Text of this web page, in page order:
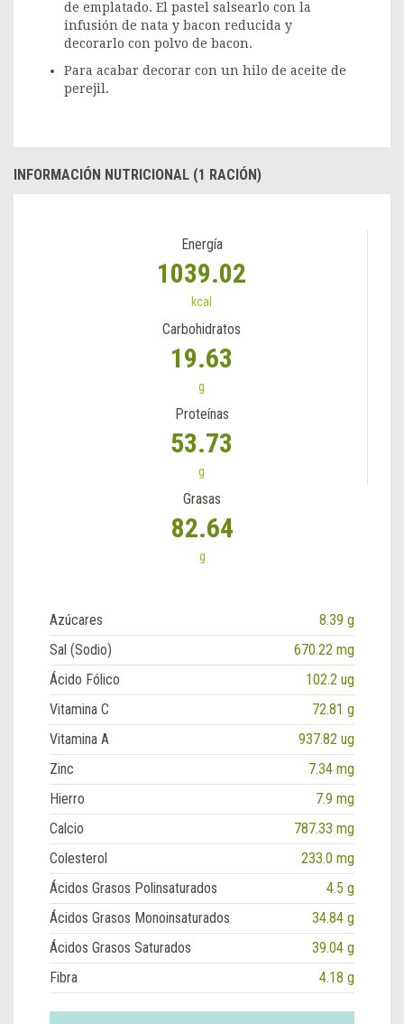
de emplatado. El pastel salsearlo con la
infusión de nata y bacon reducida y
decorarlo con polvo de bacon.
Para acabar decorar con un hilo de aceite de
perejil.
INFORMACIÓN NUTRICIONAL (1 RACIÓN)
Energía
1039.02
kcal
Carbohidratos
19.63
g
Proteínas
53.73
g
Grasas
82.64
g
Azúcares
8.39 g
Sal (Sodio)
670.22 mg
Ácido Fólico
102.2 ug
Vitamina C
72.81 g
Vitamina A
937.82 ug
Zinc
7.34 mg
Hierro
7.9 mg
Calcio
787.33 mg
Colesterol
233.0 mg
Ácidos Grasos Polinsaturados
4.5 g
Ácidos Grasos Monoinsaturados
34.84 g
Ácidos Grasos Saturados
39.04 g
Fibra
4.18 g